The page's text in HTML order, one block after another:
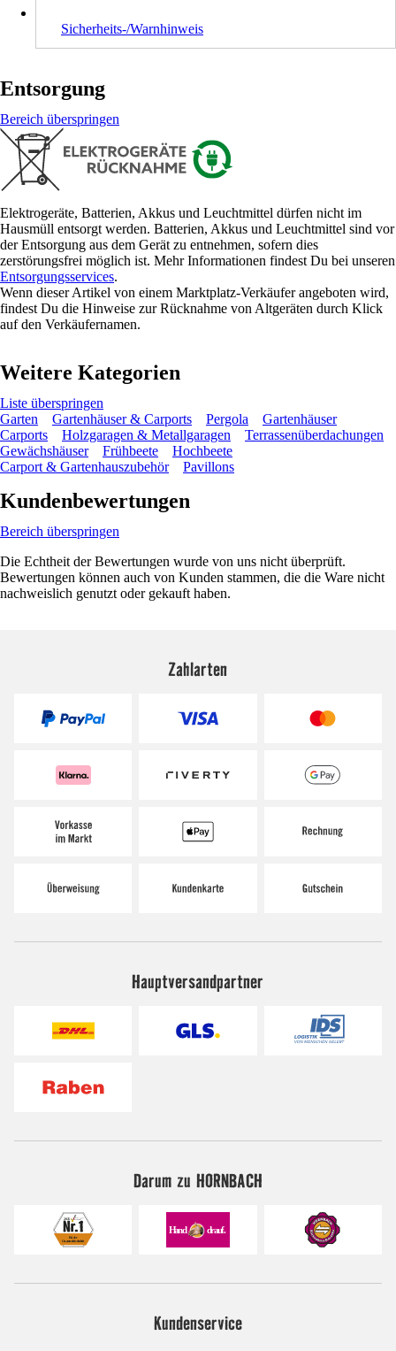
Sicherheits-/Warnhinweis
Entsorgung
Bereich überspringen
Elektrogeräte, Batterien, Akkus und Leuchtmittel dürfen nicht im
Hausmüll entsorgt werden. Batterien, Akkus und Leuchtmittel sind vor
der Entsorgung aus dem Gerät zu entnehmen, sofern dies
zerstörungsfrei möglich ist. Mehr Informationen findest Du bei unseren
Entsorgungsservices.
Wenn dieser Artikel von einem Marktplatz-Verkäufer angeboten wird,
findest Du die Hinweise zur Rücknahme von Altgeräten durch Klick
auf den Verkäufernamen.
Weitere Kategorien
Liste überspringen
Garten
Gartenhäuser & Carports Pergola
Gartenhäuser
Carports
Holzgaragen & Metallgaragen
Terrassenüberdachungen
Gewächshäuser
Frühbeete
Hochbeete
Carport & Gartenhauszubehör
Pavillons
Kundenbewertungen
Bereich überspringen
Die Echtheit der Bewertungen wurde von uns nicht überprüft.
Bewertungen können auch von Kunden stammen, die die Ware nicht
nachweislich genutzt oder gekauft haben.
Zahlarten
Hauptversandpartner
Darum zu HORNBACH
Kundenservice